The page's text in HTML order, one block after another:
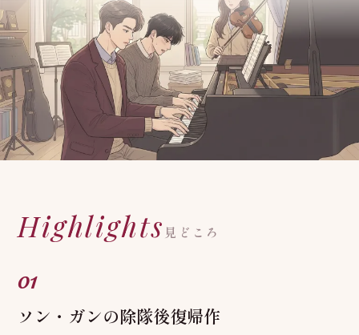
Highlights 見どころ
ソン・ガンの除隊後復帰作